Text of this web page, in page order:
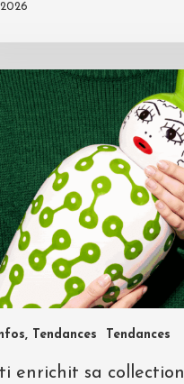
Tendances Tendances
enrichit sa collection